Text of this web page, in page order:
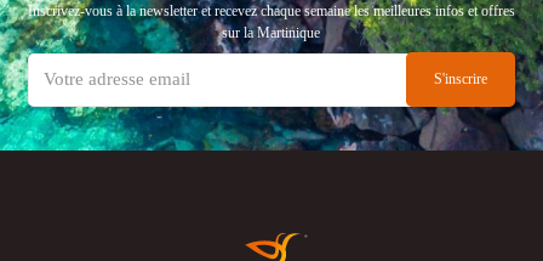
Inscrivez-vous à la newsletter et recevez chaque semaine les meilleures infos et offres
sur la Martinique